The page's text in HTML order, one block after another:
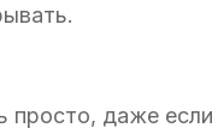
просто, даже